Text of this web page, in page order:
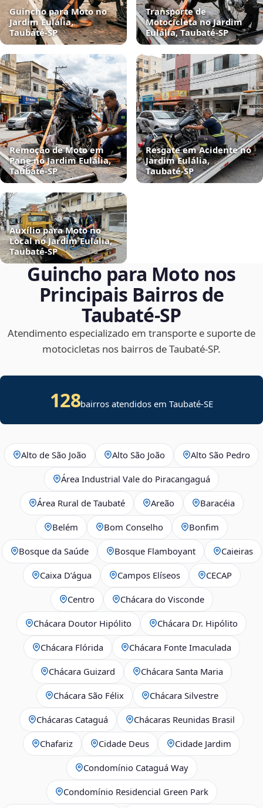
Guincho para Moto no
Jardim Eulália,
Taubaté‑SP
Transporte de
Motocicleta no Jardim
Eulália, Taubaté‑SP
Remoção de Moto em
Pane no Jardim Eulália,
Taubaté‑SP
Resgate em Acidente no
Jardim Eulália,
Taubaté‑SP
Auxílio para Moto no
Local no Jardim Eulália,
Taubaté‑SP
Guincho para Moto nos
Principais Bairros de
Taubaté‑SP
Atendimento especializado em transporte e suporte de
motocicletas nos bairros de Taubaté‑SP.
128bairros atendidos emTaubaté-SE
Alto de São João Alto São João Alto São Pedro
Área Industrial Vale do Piracangaguá
Área Rural de Taubaté Areão Baracéia
Belém Bom Conselho Bonfim
Bosque da Saúde Bosque Flamboyant Caieiras
Caixa D’água Campos Elíseos CECAP
Centro Chácara do Visconde
Chácara Doutor Hipólito Chácara Dr. Hipólito
Chácara Flórida Chácara Fonte Imaculada
Chácara Guizard Chácara Santa Maria
Chácara São Félix Chácara Silvestre
Chácaras Cataguá Chácaras Reunidas Brasil
Chafariz Cidade Deus Cidade Jardim
Condomínio Cataguá Way
Condomínio Residencial Green Park